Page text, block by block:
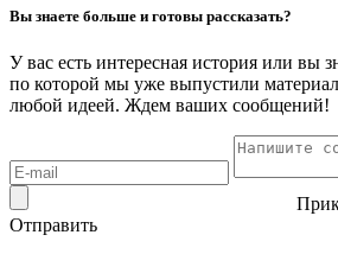
Вы знаете больше и готовы рассказать?
У вас есть интересная история или вы
по которой мы уже выпустили
любой идеей. Ждем ваших сообщений!
Отправить